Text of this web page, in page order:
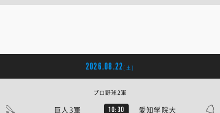
2026.08.22 [土]
巨人3軍 10:30 愛知学院大
プロ野球2軍